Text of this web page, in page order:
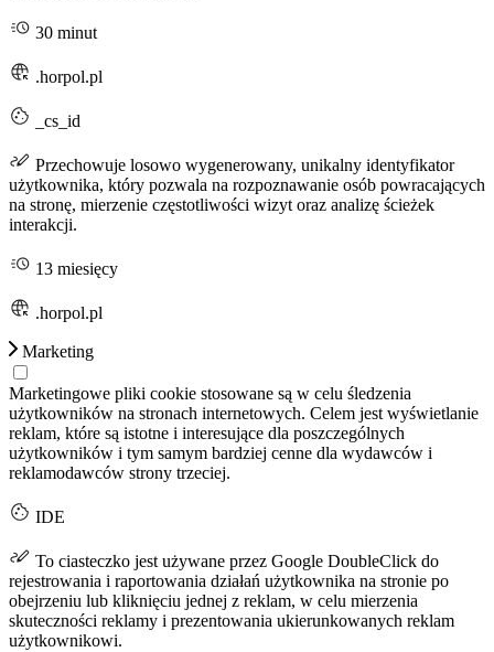
30 minut
.horpol.pl
_cs_id
Przechowuje losowo wygenerowany, unikalny identyfikator
użytkownika, który pozwala na rozpoznawanie osób powracających
na stronę, mierzenie częstotliwości wizyt oraz analizę ścieżek
interakcji.
13 miesięcy
.horpol.pl
Marketing
Marketingowe pliki cookie stosowane są w celu śledzenia
użytkowników na stronach internetowych. Celem jest wyświetlanie
reklam, które są istotne i interesujące dla poszczególnych
użytkowników i tym samym bardziej cenne dla wydawców i
reklamodawców strony trzeciej.
IDE
To ciasteczko jest używane przez Google DoubleClick do
rejestrowania i raportowania działań użytkownika na stronie po
obejrzeniu lub kliknięciu jednej z reklam, w celu mierzenia
skuteczności reklamy i prezentowania ukierunkowanych reklam
użytkownikowi.